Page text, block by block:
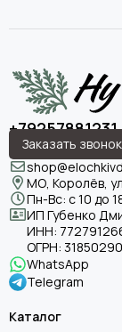
+79257881231
Заказать звонок
МО, Королёв,
Пн-Вс: с 10 до
ИП Губенко
ИНН:
ОГРН:
WhatsApp
Telegram
Каталог